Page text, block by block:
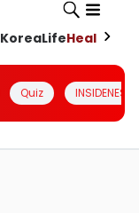
KoreaLifeHealth
Quiz INSIDENESIA